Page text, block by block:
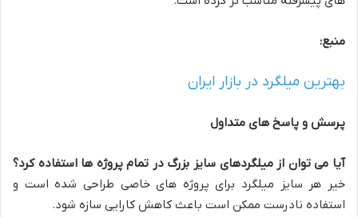
منبع:
بهترین میلگرد در بازار ایران
پرسش و پاسخ های متداول
آیا می توان از میلگردهای سایز بزرگ در تمام پروژه ها استفاده کرد؟
خیر هر سایز میلگرد برای پروژه های خاصی طراحی شده است و
استفاده نادرست ممکن است باعث کاهش کارایی سازه شود.